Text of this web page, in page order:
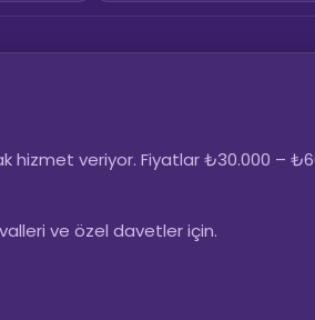
hizmet veriyor. Fiyatlar ₺30.000 –
ve özel davetler için.